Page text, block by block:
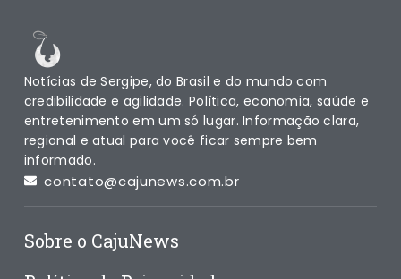
Notícias de Sergipe, do Brasil e do mundo com
credibilidade e agilidade. Política, economia, saúde e
entretenimento em um só lugar. Informação clara,
regional e atual para você ficar sempre bem
informado.
contato@cajunews.com.br
Sobre o CajuNews